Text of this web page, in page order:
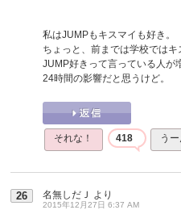
私はJUMPもキスマイも好き。
ちょっと、前までは学校では
JUMP好きって言っている人が
24時間の影響だと思うけど。
それな！ 418 う
26 名無しだＪ より
2015年12月27日 6:37 AM